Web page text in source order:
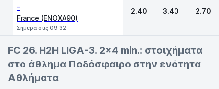
-
France (ENOXA90)
Σήμερα στις 09:32
2.40 3.40 2.70
FC 26. H2H LIGA-3. 2x4 min.: στοιχήματα
στο άθλημα Ποδόσφαιρο στην ενότητα
Αθλήματα